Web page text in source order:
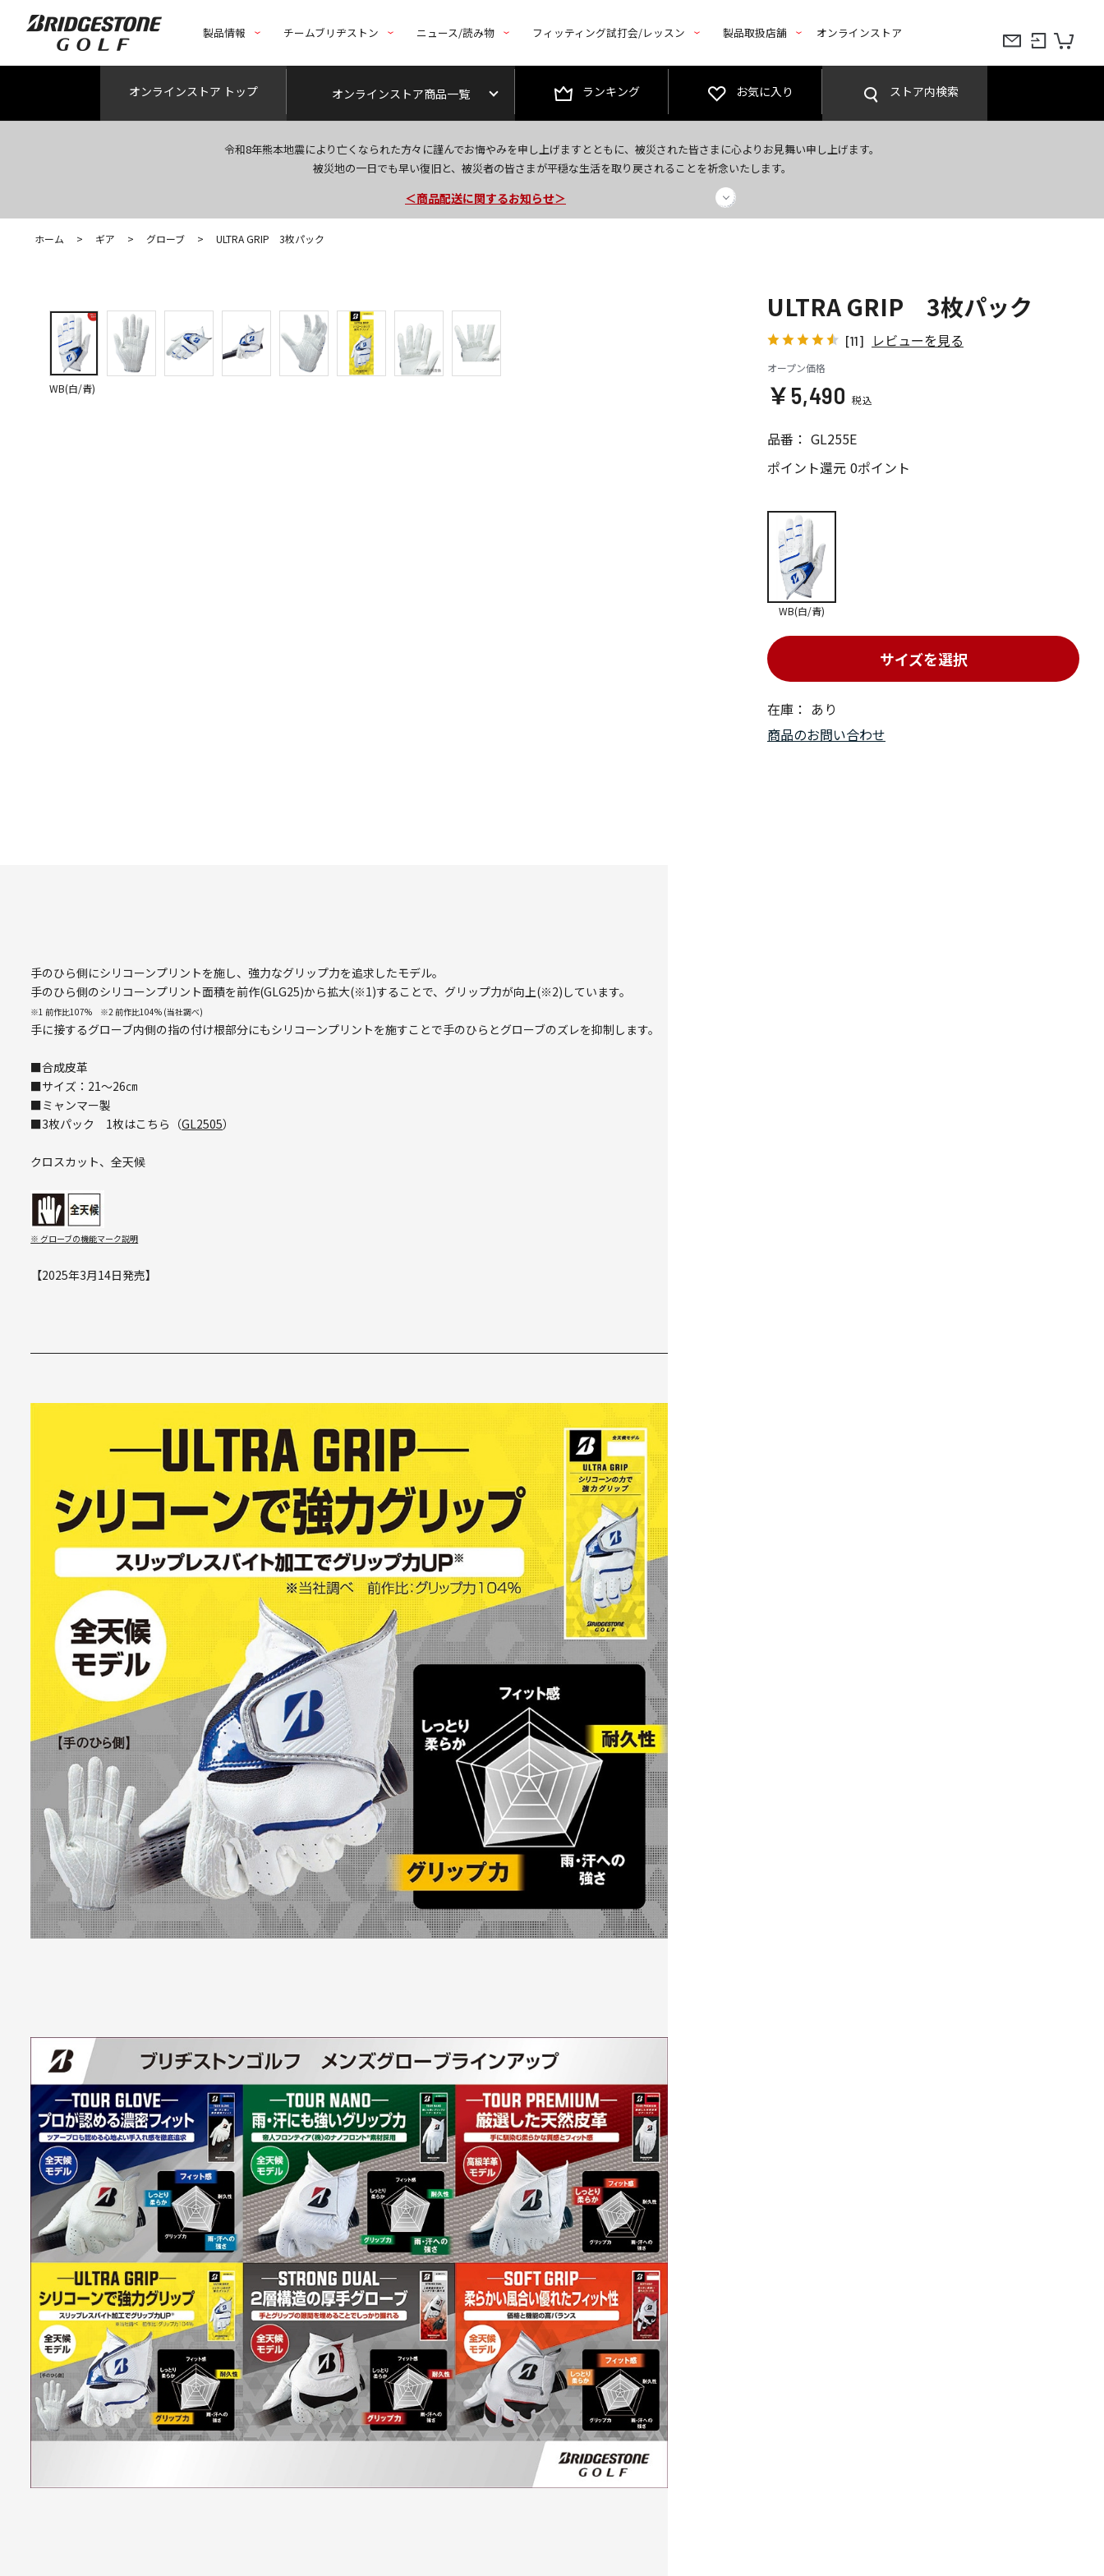
製品情報 チームブリヂストン ニュース/読み物 フィッティング試打会/レッスン 製品取扱店舗 オンラインストア
オンラインストア トップ オンラインストア商品一覧 ランキング お気に入り ストア内検索
令和8年熊本地震により亡くなられた方々に謹んでお悔やみを申し上げますとともに、被災された皆さまに心よりお見舞い申し上げます。
被災地の一日でも早い復旧と、被災者の皆さまが平穏な生活を取り戻されることを祈念いたします。
今なら新規会員登録で1,000円OFFクーポンプレゼント！
＜商品配送に関するお知らせ＞
＜夏季休暇中のご注文・発送・お問い合わせ＞
ホーム > ギア > グローブ > ULTRA GRIP 3枚パック
WB(白/青)
ULTRA GRIP 3枚パック
[11] レビューを見る
オープン価格
￥5,490
品番： GL255E
ポイント還元 0ポイント
在庫： あり
サイズを選択
WB(白/青)
商品のお問い合わせ
手のひら側にシリコーンプリントを施し、強力なグリップ力を追求したモデル。
手のひら側のシリコーンプリント面積を前作(GLG25)から拡大(※1)することで、グリップ力が向上(※2)しています。
※1 前作比107% ※2 前作比104% (当社調べ)
手に接するグローブ内側の指の付け根部分にもシリコーンプリントを施すことで手のひらとグローブのズレを抑制します。
■合成皮革
■サイズ：21～26㎝
■ミャンマー製
■3枚パック 1枚はこちら（GL2505）
クロスカット、全天候
※ グローブの機能マーク説明
【2025年3月14日発売】